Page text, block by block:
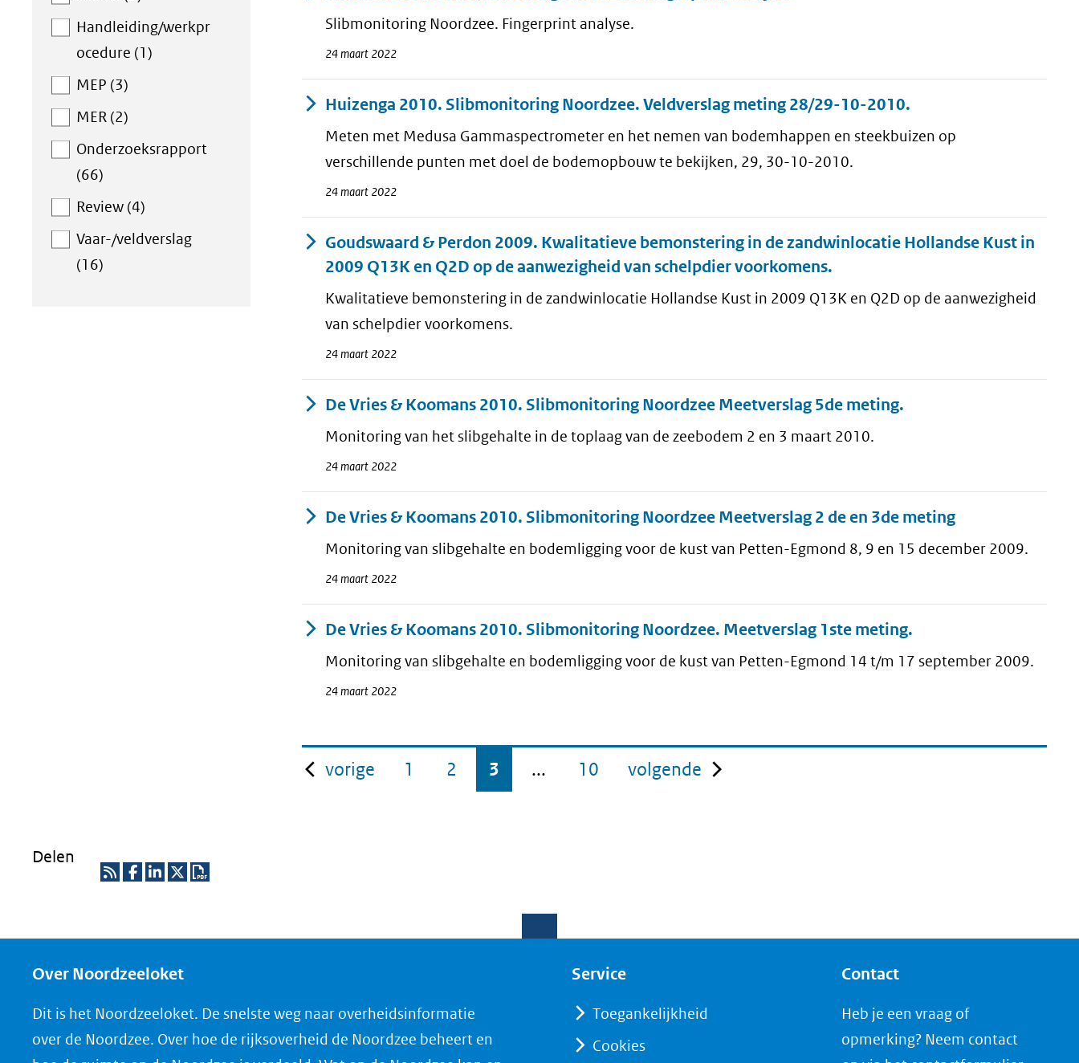
Handleiding/werkpr
ocedure (1)
MEP (3)
MER (2)
Onderzoeksrapport
(66)
Review (4)
Vaar-/veldverslag
(16)
Slibmonitoring Noordzee. Fingerprint analyse.
24 maart 2022
Huizenga 2010. Slibmonitoring Noordzee. Veldverslag meting 28/29-10-2010.
Meten met Medusa Gammaspectrometer en het nemen van bodemhappen en steekbuizen op
verschillende punten met doel de bodemopbouw te bekijken, 29, 30-10-2010.
24 maart 2022
Goudswaard & Perdon 2009. Kwalitatieve bemonstering in de zandwinlocatie Hollandse Kust in
2009 Q13K en Q2D op de aanwezigheid van schelpdier voorkomens.
Kwalitatieve bemonstering in de zandwinlocatie Hollandse Kust in 2009 Q13K en Q2D op de aanwezigheid
van schelpdier voorkomens.
24 maart 2022
De Vries & Koomans 2010. Slibmonitoring Noordzee Meetverslag 5de meting.
Monitoring van het slibgehalte in de toplaag van de zeebodem 2 en 3 maart 2010.
24 maart 2022
De Vries & Koomans 2010. Slibmonitoring Noordzee Meetverslag 2 de en 3de meting
Monitoring van slibgehalte en bodemligging voor de kust van Petten-Egmond 8, 9 en 15 december 2009.
24 maart 2022
De Vries & Koomans 2010. Slibmonitoring Noordzee. Meetverslag 1ste meting.
Monitoring van slibgehalte en bodemligging voor de kust van Petten-Egmond 14 t/m 17 september 2009.
24 maart 2022
vorige pagina
1 2 3 ... 10 volgende pagina
Delen
e
o
p
e
o
p
e
o
p
o
a
Over Noordzeeloket
Dit is het Noordzeeloket. De snelste weg naar overheidsinformatie
over de Noordzee. Over hoe de rijksoverheid de Noordzee beheert en
Service
Toegankelijkheid
Cookies
Contact
Heb je een vraag of
opmerking? Neem contact